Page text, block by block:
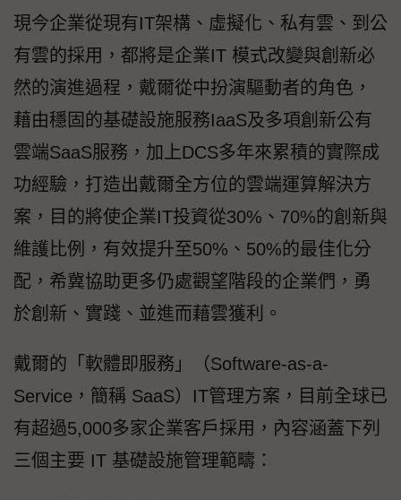
現今企業從現有IT架構、虛擬化、私有雲、到公
有雲的採用，都將是企業IT 模式改變與創新必
然的演進過程，戴爾從中扮演驅動者的角色，
藉由穩固的基礎設施服務IaaS及多項創新公有
雲端SaaS服務，加上DCS多年來累積的實際成
功經驗，打造出戴爾全方位的雲端運算解決方
案，目的將使企業IT投資從30%、70%的創新與
維護比例，有效提升至50%、50%的最佳化分
配，希冀協助更多仍處觀望階段的企業們，勇
於創新、實踐、並進而藉雲獲利。
戴爾的「軟體即服務」（Software-as-a-
Service，簡稱 SaaS）IT管理方案，目前全球已
有超過5,000多家企業客戶採用，內容涵蓋下列
三個主要 IT 基礎設施管理範疇：